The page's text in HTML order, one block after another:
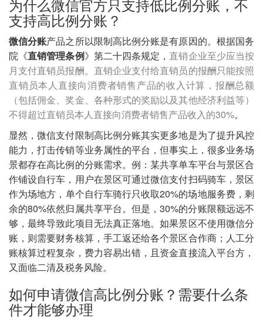
为什么微信官方只支持低比例分账，不
支持高比例分账？
微信分账产品之所以限制高比例分账是有原因的。根据国务
院《直销管理条例》第二十四条规定， 直销企业至少应当按
月支付直销员报酬。直销企业支付给直销员的报酬只能按照
直销员本人直接向消费者销售产品的收入计算，报酬总额
（包括佣金、奖金、各种形式的奖励以及其他经济利益等）
不得超过直销员本人直接向消费者销售产品收入的30%。
显然，微信支付限制高比例分账其实更多地是为了提升风控
能力，打击传销等业务属性的平台，但事实上，很多业务场
景都存在高比例的分账需求。例：某共享单车平台与景区合
作铺设自行车，用户在景区可通过微信支付扫码骑车，景区
作为场地方，单个自行车骑行只收取20%的场地服务费，剩
余的80%依然归属共享平台。但是，30%的分账限额远远不
够，最终导致此项目无法真正落地。如果景区不使用微信分
账，则需要财务核算，手工返还给各个景区合作商；人工分
账核算过程复杂，费力容易出错，且资金直接流入平台方，
又面临二清及税务风险。
如何申请微信高比例分账？需要什么条
件才能够办理